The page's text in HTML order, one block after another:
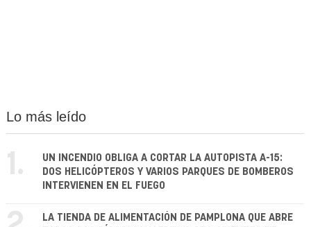
Lo más leído
1.
UN INCENDIO OBLIGA A CORTAR LA AUTOPISTA A-15:
DOS HELICÓPTEROS Y VARIOS PARQUES DE BOMBEROS
INTERVIENEN EN EL FUEGO
LA TIENDA DE ALIMENTACIÓN DE PAMPLONA QUE ABRE